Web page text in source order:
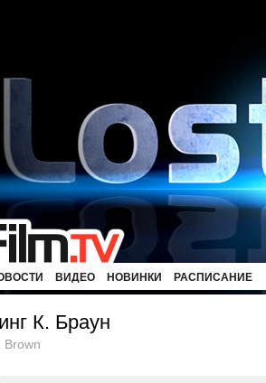
ВИДЕО НОВИНКИ РАСПИСАНИЕ
К. Браун
Brown